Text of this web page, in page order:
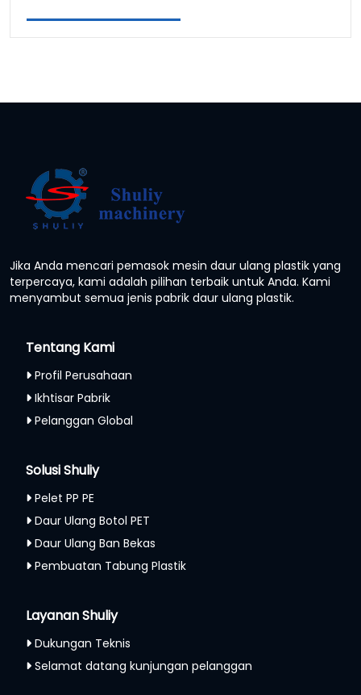
Jika Anda mencari pemasok mesin daur ulang plastik yang
terpercaya, kami adalah pilihan terbaik untuk Anda. Kami
menyambut semua jenis pabrik daur ulang plastik.
Tentang Kami
Profil Perusahaan
Ikhtisar Pabrik
Pelanggan Global
Solusi Shuliy
Pelet PP PE
Daur Ulang Botol PET
Daur Ulang Ban Bekas
Pembuatan Tabung Plastik
Layanan Shuliy
Dukungan Teknis
Selamat datang kunjungan pelanggan